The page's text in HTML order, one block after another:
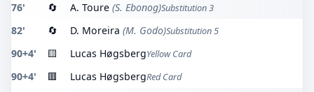
76' 🔄 A. Toure (S. Ebonog)Substitution 3
82' 🔄 D. Moreira (M. Godo)Substitution 5
90+4' 🟨 Lucas HøgsbergYellow Card
90+4' 🟥 Lucas HøgsbergRed Card